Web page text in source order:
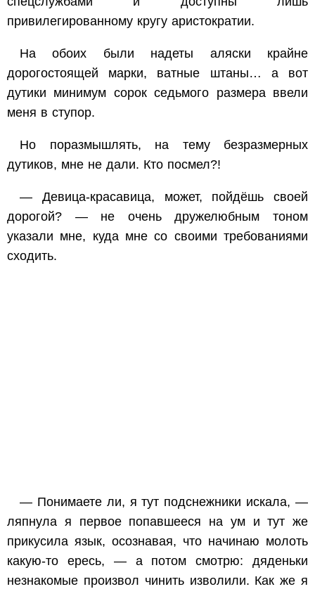
привилегированному кругу аристократии.
На обоих были надеты аляски крайне
дорогостоящей марки, ватные штаны… а вот
дутики минимум сорок седьмого размера ввели
меня в ступор.
Но поразмышлять, на тему безразмерных
дутиков, мне не дали. Кто посмел?!
— Девица-красавица, может, пойдёшь своей
дорогой? — не очень дружелюбным тоном
указали мне, куда мне со своими требованиями
сходить.
— Понимаете ли, я тут подснежники искала, —
ляпнула я первое попавшееся на ум и тут же
прикусила язык, осознавая, что начинаю молоть
какую-то ересь, — а потом смотрю: дяденьки
незнакомые произвол чинить изволили. Как же я